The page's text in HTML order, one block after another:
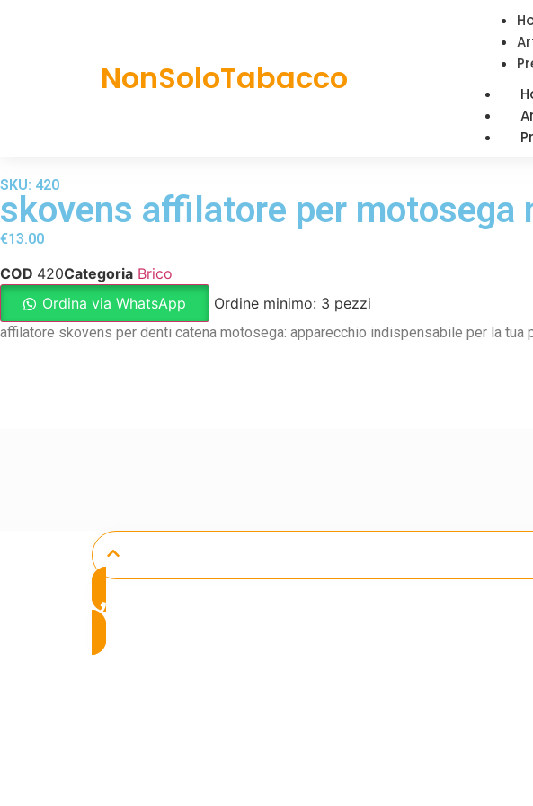
NonSoloTabacco
SKU: 420
skovens affilatore per motosega
€13.00
COD 420Categoria Brico
Ordina via WhatsApp
Ordine minimo: 3 pezzi
affilatore skovens per denti catena motosega: apparecchio indispensabile per la tua